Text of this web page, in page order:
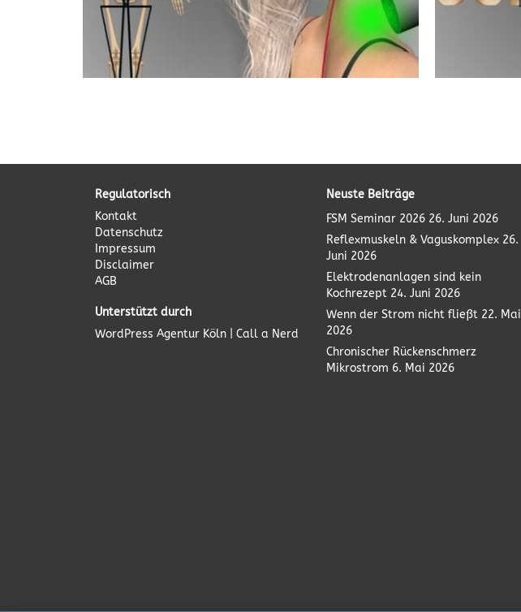
Regulatorisch
Kontakt
Datenschutz
Impressum
Disclaimer
AGB
Unterstützt durch
WordPress Agentur Köln | Call a Nerd
Neuste Beiträge
FSM Seminar 2026 26. Juni 2026
Reflexmuskeln & Vaguskomplex 26.
Juni 2026
Elektrodenanlagen sind kein
Kochrezept 24. Juni 2026
Wenn der Strom nicht fließt 22. Mai
2026
Chronischer Rückenschmerz
Mikrostrom 6. Mai 2026